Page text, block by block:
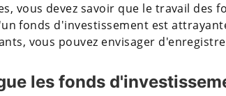
vous devez savoir que le travail
fonds d'investissement est
vous pouvez envisager
les fonds